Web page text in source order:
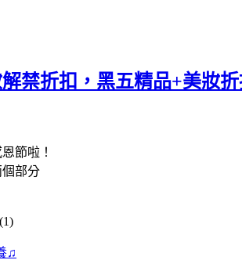
禁折扣，黑五精品+美妝
節啦！
個部分
(1)
♫